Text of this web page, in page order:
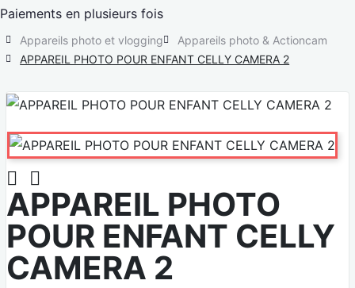
Paiements en plusieurs fois
Appareils photo et vlogging
Appareils photo & Actioncam
APPAREIL PHOTO POUR ENFANT CELLY CAMERA 2
 
APPAREIL PHOTO
POUR ENFANT CELLY
CAMERA 2